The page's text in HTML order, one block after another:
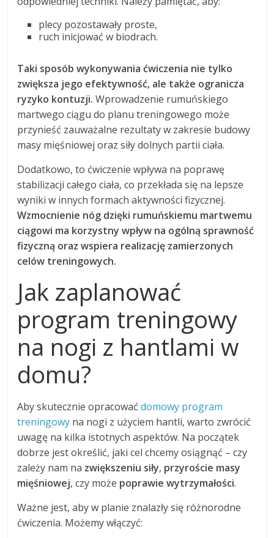
plecy pozostawały proste,
ruch inicjować w biodrach.
Taki sposób wykonywania ćwiczenia nie tylko
zwiększa jego efektywność, ale także ogranicza
ryzyko kontuzji. Wprowadzenie rumuńskiego
martwego ciągu do planu treningowego może
przynieść zauważalne rezultaty w zakresie budowy
masy mięśniowej oraz siły dolnych partii ciała.
Dodatkowo, to ćwiczenie wpływa na poprawę
stabilizacji całego ciała, co przekłada się na lepsze
wyniki w innych formach aktywności fizycznej.
Wzmocnienie nóg dzięki rumuńskiemu martwemu
ciągowi ma korzystny wpływ na ogólną sprawność
fizyczną oraz wspiera realizację zamierzonych
celów treningowych.
Jak zaplanować
program treningowy
na nogi z hantlami w
domu?
Aby skutecznie opracowaćdomowy program
treningowy na nogi z użyciem hantli, warto zwrócić
uwagę na kilka istotnych aspektów. Na początek
dobrze jest określić, jaki cel chcemy osiągnąć – czy
zależy nam na zwiększeniu siły, przyroście masy
mięśniowej, czy może poprawie wytrzymałości.
Ważne jest, aby w planie znalazły się różnorodne
ćwiczenia. Możemy włączyć: